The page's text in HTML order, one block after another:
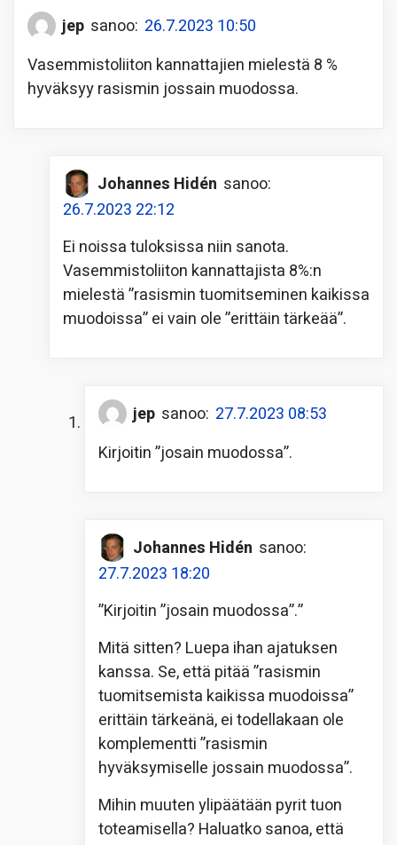
jep sanoo: 26.7.2023 10:50
Vasemmistoliiton kannattajien mielestä 8 %
hyväksyy rasismin jossain muodossa.
Johannes Hidén sanoo:
26.7.2023 22:12
Ei noissa tuloksissa niin sanota.
Vasemmistoliiton kannattajista 8%:n
mielestä ”rasismin tuomitseminen kaikissa
muodoissa” ei vain ole ”erittäin tärkeää”.
jep sanoo: 27.7.2023 08:53
Kirjoitin ”josain muodossa”.
Johannes Hidén sanoo:
27.7.2023 18:20
”Kirjoitin ”josain muodossa”.”
Mitä sitten? Luepa ihan ajatuksen
kanssa. Se, että pitää ”rasismin
tuomitsemista kaikissa muodoissa”
erittäin tärkeänä, ei todellakaan ole
komplementti ”rasismin
hyväksymiselle jossain muodossa”.
Mihin muuten ylipäätään pyrit tuon
toteamisella? Haluatko sanoa, että